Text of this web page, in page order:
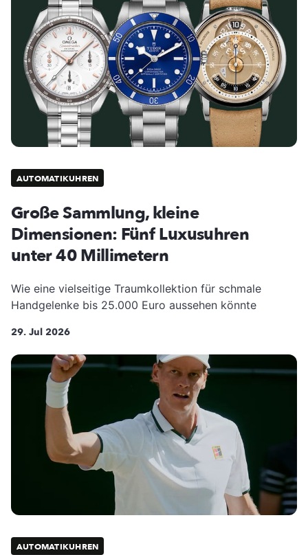
AUTOMATIKUHREN
Große Sammlung, kleine
Dimensionen: Fünf Luxusuhren
unter 40 Millimetern
Wie eine vielseitige Traumkollektion für schmale
Handgelenke bis 25.000 Euro aussehen könnte
29. Jul 2026
AUTOMATIKUHREN